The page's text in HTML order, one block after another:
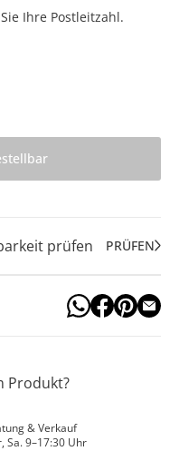
Ihre Postleitzahl.
prüfen PRÜFEN
Produkt?
& Verkauf
Sa. 9–17:30 Uhr